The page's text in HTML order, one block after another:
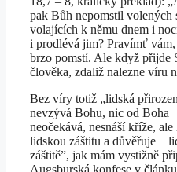
pak Bůh nepomstil volených
volajících k němu dnem i
i prodlévá jim? Pravímť
brzo pomstí. Ale když přijde
člověka, zdaliž nalezne víru
Bez víry totiž „lidská
nevzývá Bohu, nic od Boha
neočekává, nesnáší kříže, ale
lidskou záštitu a důvěřuje
záštitě”, jak mám vystižně